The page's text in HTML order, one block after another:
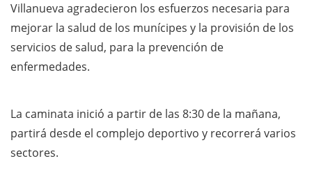
Villanueva agradecieron los esfuerzos necesaria para
mejorar la salud de los munícipes y la provisión de los
servicios de salud, para la prevención de
enfermedades.
La caminata inició a partir de las 8:30 de la mañana,
partirá desde el complejo deportivo y recorrerá varios
sectores.